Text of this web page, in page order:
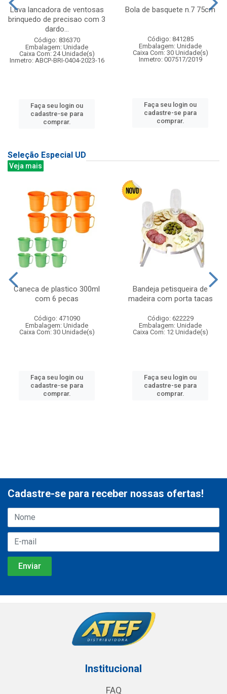
Luva lancadora de ventosas
brinquedo de precisao com 3
dardo...
Código: 836370
Embalagem: Unidade
Caixa Com: 24 Unidade(s)
Inmetro: ABCP-BRI-0404-2023-16
Faça seu login ou
cadastre-se para
comprar.
Bola de basquete n.7 75cm
Código: 841285
Embalagem: Unidade
Caixa Com: 30 Unidade(s)
Inmetro: 007517/2019
Faça seu login ou
cadastre-se para
comprar.
Seleção Especial UD
Veja mais
Caneca de plastico 300ml
com 6 pecas
Código: 471090
Embalagem: Unidade
Caixa Com: 30 Unidade(s)
Faça seu login ou
cadastre-se para
comprar.
Bandeja petisqueira de
madeira com porta tacas
Código: 622229
Embalagem: Unidade
Caixa Com: 12 Unidade(s)
Faça seu login ou
cadastre-se para
comprar.
Cadastre-se para receber nossas ofertas!
Institucional
FAQ